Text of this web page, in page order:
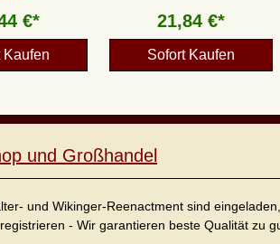
€*
Kaufen
21,84 €*
Sofort Kaufen
und Großhandel
und Wikinger-Reenactment sind
- Wir garantieren beste Qualität zu